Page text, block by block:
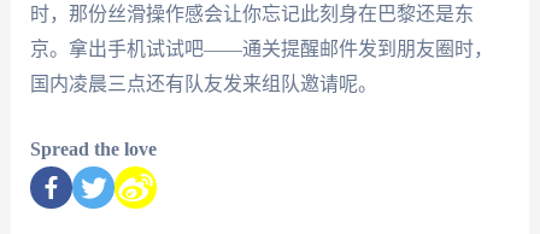
时，那份丝滑操作感会让你忘记此刻身在巴黎还是东
京。拿出手机试试吧——通关提醒邮件发到朋友圈时，
国内凌晨三点还有队友发来组队邀请呢。
Spread the love